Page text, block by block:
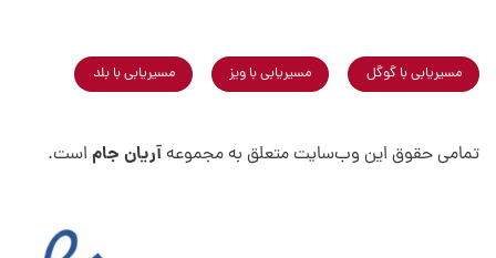
مسیریابی با گوگل مسیریابی با ویز مسیریابی با بلد
تمامی حقوق این وب‌سایت متعلق به مجموعهآریان جام است.